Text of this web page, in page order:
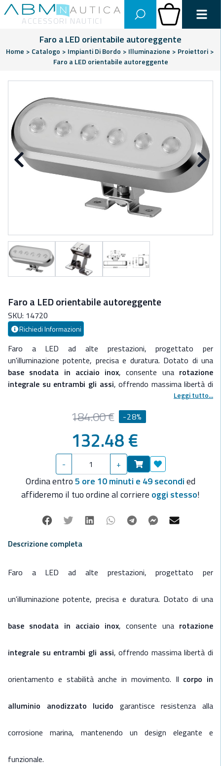
Abm Nautica
ACCESSORI NAUTICI
Carrello
Faro a LED orientabile autoreggente
Home > Catalogo > Impianti Di Bordo > Illuminazione > Proiettori >
Faro a LED orientabile autoreggente
Precedente
Faro a LED orientabile autoreggente
SKU: 14720
Richiedi Informazioni
Faro a LED ad alte prestazioni, progettato per
un'illuminazione potente, precisa e duratura. Dotato di una
base snodata in acciaio inox, consente una rotazione
integrale su entrambi gli assi, offrendo massima libertà di
orientamento e stabilità anche in movimento.Ilcorpo in
garantisce resistenza alla
corrosione marina, mantenendo un design elegante e
Alluminio anodizzato lucido
Alimentazione:
12/24 V
Potenza luminosa:1400 lumen
Temperatura colore:6000 K (luce bianca fredda)
Numero LED: 6x3 W
Colore LED:
Bianco
📐
Dimensioni:
154 x 53 mm
🔄Base snodata in acciaio inox
esterni
Leggi tutto...
184.00 € -28%
132.48 €
- + Aggiungi ai
Ordina entro5 ore 10 minuti e 49 secondied
affideremo il tuo ordine al corriere oggi stesso!
Facebook
Twitter LinkedinWhatsappTelegramFacebook
Descrizione completa
Faro a LED ad alte prestazioni, progettato per
un'illuminazione potente, precisa e duratura. Dotato di una
base snodata in acciaio inox, consente una rotazione
integrale su entrambi gli assi, offrendo massima libertà di
orientamento e stabilità anche in movimento. Il corpo in
alluminio anodizzato lucido garantisce resistenza alla
corrosione marina, mantenendo un design elegante e
funzionale.